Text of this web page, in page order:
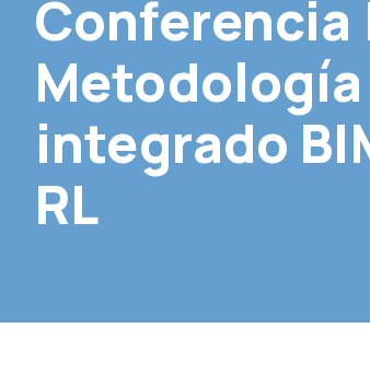
Conferencia
integrado
RL